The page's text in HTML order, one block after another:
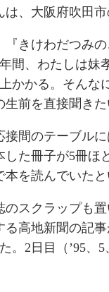
、大阪府吹田市
きけわだつみ
間、わたしは妹
かかる。そんな
前を直接聞きた
間のテーブル
た冊子が5冊
を読んでいたと
スクラップも
高地新聞の記
。2日目（’95、